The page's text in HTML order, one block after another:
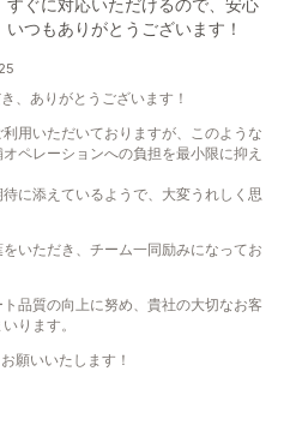
ぐに対応いただけるので、安心
つもありがとうございます！
、ありがとうございます！
用いただいておりますが、このような
ペレーションへの負担を最小限に抑え
に添えているようで、大変うれしく思
いただき、チーム一同励みになってお
品質の向上に努め、貴社の大切なお客
ります。
願いいたします！